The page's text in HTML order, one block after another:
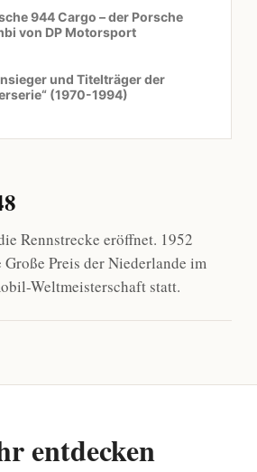
944 Cargo – der Porsche
von DP Motorsport
und Titelträger der
(1970-1994)
Rennstrecke eröffnet. 1952
Preis der Niederlande im
Weltmeisterschaft statt.
entdecken